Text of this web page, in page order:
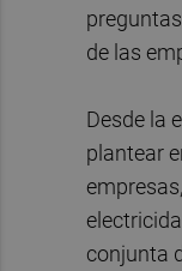
de las
Desde la
plantear
conjunta